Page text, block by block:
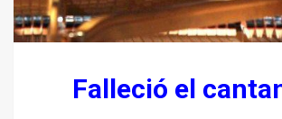
Falleció el